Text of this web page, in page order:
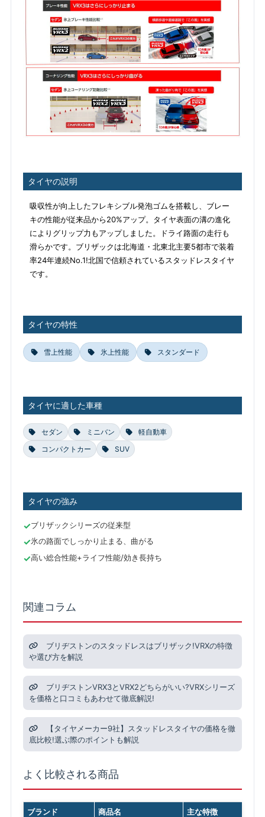
タイヤの説明
吸収性が向上したフレキシブル発泡ゴムを搭載し、ブレー
キの性能が従来品から20%アップ。タイヤ表面の溝の進化
によりグリップ力もアップしました。ドライ路面の走行も
滑らかです。ブリザックは北海道・北東北主要5都市で装着
率24年連続No.1!北国で信頼されているスタッドレスタイヤ
です。
タイヤの特性
雪上性能 氷上性能 スタンダード
タイヤに適した車種
セダン ミニバン
軽自動車
コンパクトカー
SUV
タイヤの強み
ブリザックシリーズの従来型
氷の路面でしっかり止まる、曲がる
高い総合性能+ライフ性能/効き長持ち
関連コラム
ブリヂストンのスタッドレスはブリザック!VRXの特徴
や選び方を解説
ブリヂストンVRX3とVRX2どちらがいい?VRXシリーズ
を価格と口コミもあわせて徹底解説!
【タイヤメーカー9社】スタッドレスタイヤの価格を徹
底比較!選ぶ際のポイントも解説
よく比較される商品
ブランド 商品名 主な特徴